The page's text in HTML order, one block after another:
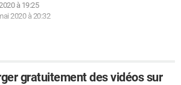
à 19:25
2020 à 20:32
gratuitement des vidéos sur